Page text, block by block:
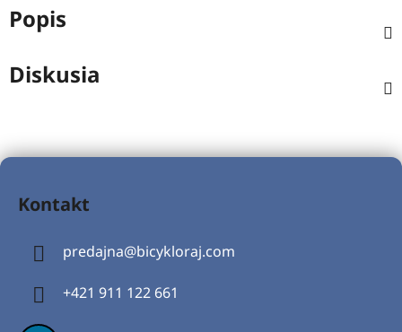
Popis
Diskusia
Z
Kontakt
predajna@bicykloraj.com
+421 911 122 661